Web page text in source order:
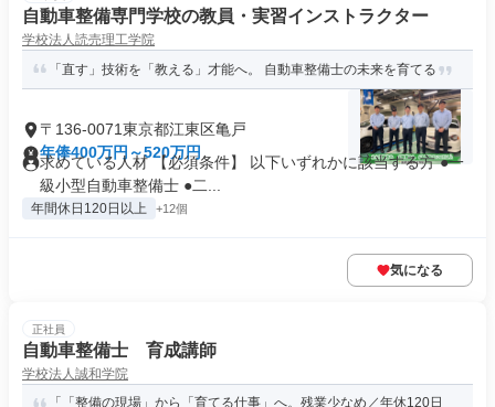
自動車整備専門学校の教員・実習インストラクター
学校法人読売理工学院
「直す」技術を「教える」才能へ。 自動車整備士の未来を育てる
〒136-0071東京都江東区亀戸
年俸400万円～520万円
求めている人材 【必須条件】 以下いずれかに該当する方 ●一
級小型自動車整備士 ●二...
年間休日120日以上 +12個
気になる
正社員
自動車整備士 育成講師
学校法人誠和学院
「「整備の現場」から「育てる仕事」へ。残業少なめ／年休120日